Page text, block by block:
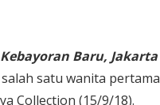
Baru, Jakarta
satu wanita pertama
Collection (15/9/18).